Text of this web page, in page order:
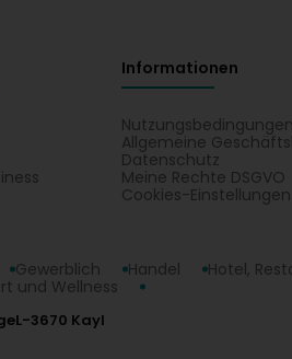
Informationen
Nutzungsbedingungen
Allgemeine
Datenschutz
Meine Rechte DSGVO
Cookies-Einstellungen
Gewerblich Handel
Hotel,
und Wellness
L-3670 Kayl